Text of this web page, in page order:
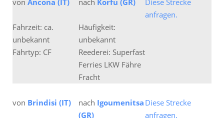
von Ancona (IT) nach Korfu (GR)
Diese Strecke
anfragen.
Fahrzeit: ca.
unbekannt
Häufigkeit:
unbekannt
Fährtyp: CF
Reederei: Superfast
Ferries LKW Fähre
Fracht
von Brindisi (IT) nach Igoumenitsa
(GR)
Diese Strecke
anfragen.